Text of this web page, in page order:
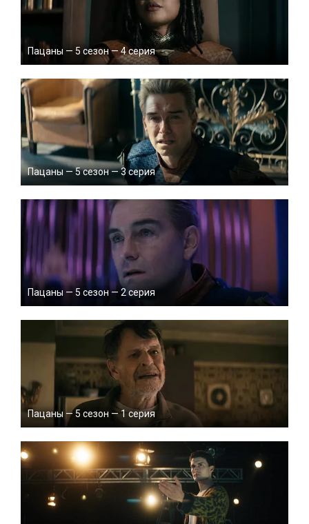
Пацаны — 5 сезон — 4 серия
Пацаны — 5 сезон — 3 серия
Пацаны — 5 сезон — 2 серия
Пацаны — 5 сезон — 1 серия